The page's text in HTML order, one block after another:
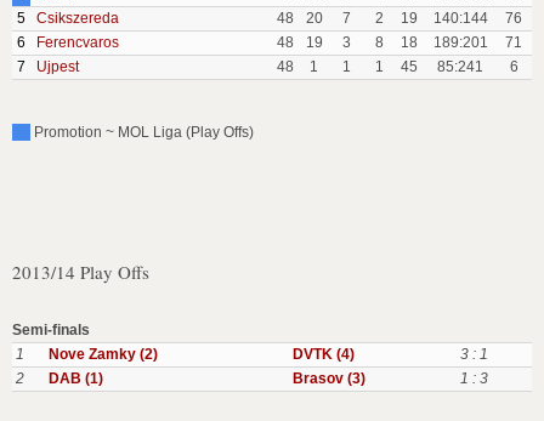
5
Csikszereda 48 20 7 2 19 140:144
76
6
Ferencvaros 48 19 3 8 18 189:201
71
7
Ujpest 48 1 1 1 45 85:241 6
Promotion ~ MOL Liga (Play Offs)
2013/14 Play Offs
Semi-finals
1
Nove Zamky (2) DVTK (4)
3 : 1
2
DAB (1) Brasov (3) 1 : 3